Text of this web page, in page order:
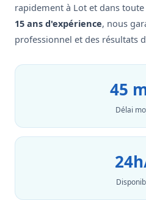
rapidement à Lot et dans
15 ans d'expérience, nous
professionnel et des résultats
45
Délai